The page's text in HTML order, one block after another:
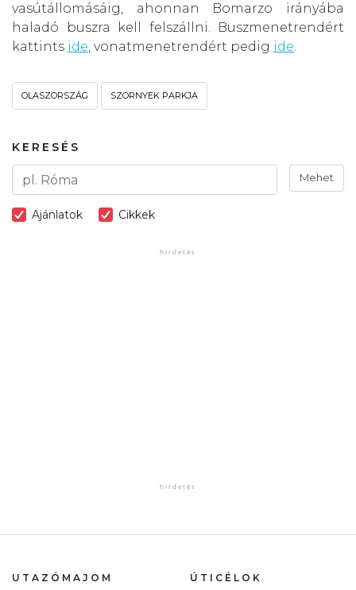
vasútállomásáig, ahonnan Bomarzo irányába
haladó buszra kell felszállni. Buszmenetrendért
kattints ide, vonatmenetrendért pedig ide.
OLASZORSZÁG SZÖRNYEK PARKJA
KERESÉS
Mehet
Ajánlatok Cikkek
UTAZÓMAJOM ÚTICÉLOK